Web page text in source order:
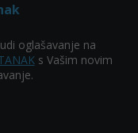
oglašavanje na
s Vašim novim